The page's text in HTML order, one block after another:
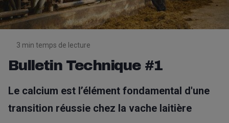
3 min temps de lecture
Bulletin Technique #1
Le calcium est l’élément fondamental d'une
transition réussie chez la vache laitière